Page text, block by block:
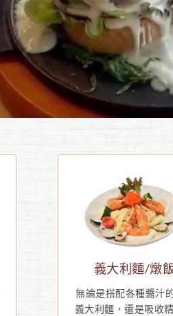
義大利麵/燉
無論是搭配各種醬汁
義大利麵，還是吸收